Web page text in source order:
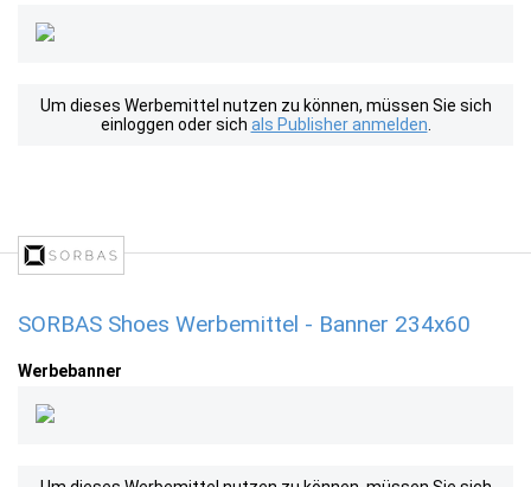
Um dieses Werbemittel nutzen zu können, müssen Sie sich
einloggen oder sich als Publisher anmelden
SORBAS Shoes Werbemittel - Banner 234x60
Werbebanner